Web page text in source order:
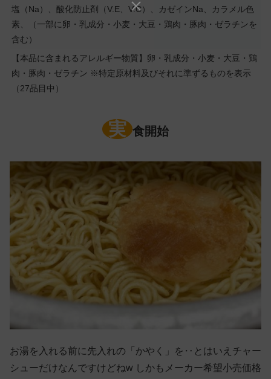
塩（Na）、酸化防止剤（V.E、V.C）、カゼインNa、カラメル色
素、（一部に卵・乳成分・小麦・大豆・鶏肉・豚肉・ゼラチンを
含む）
【本品に含まれるアレルギー物質】卵・乳成分・小麦・大豆・鶏
肉・豚肉・ゼラチン ※特定原材料及びそれに準ずるものを表示
（27品目中）
実 食開始
お湯を入れる前に先入れの「かやく」を‥とはいえチャー
シューだけなんですけどねw しかもメーカー希望小売価格